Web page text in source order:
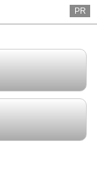
PR